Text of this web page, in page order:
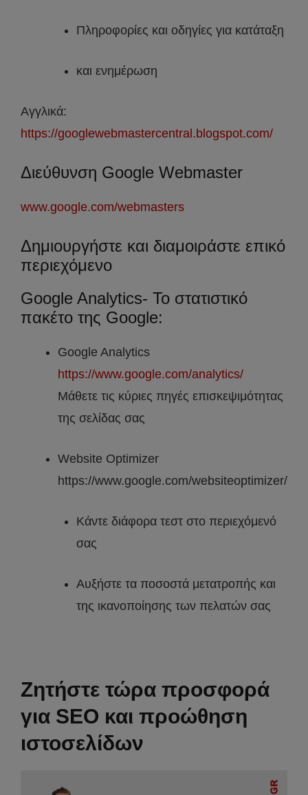
Πληροφορίες και οδηγίες για κατάταξη
και ενημέρωση
Αγγλικά:
https://googlewebmastercentral.blogspot.com/
Διεύθυνση Google Webmaster
www.google.com/webmasters
Δημιουργήστε και διαμοιράστε επικό
περιεχόμενο
Google Analytics- Το στατιστικό
πακέτο της Google:
Google Analytics
https://www.google.com/analytics/
Μάθετε τις κύριες πηγές επισκεψιμότητας
της σελίδας σας
Website Optimizer
https://www.google.com/websiteoptimizer/
Κάντε διάφορα τεστ στο περιεχόμενό
σας
Αυξήστε τα ποσοστά μετατροπής και
της ικανοποίησης των πελατών σας
Ζητήστε τώρα προσφορά
για SEO και προώθηση
ιστοσελίδων